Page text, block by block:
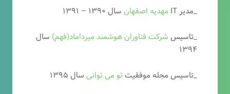
_مدیر IT
مهدیه اصفهان سال ۱۳۹۰ – ۱۳۹۱
_تاسیس شرکت فناوران هوشمند میرداماد(فهم) سال
۱۳۹۴
_تاسیس مجله موفقیتتو می توانی سال ۱۳۹۵